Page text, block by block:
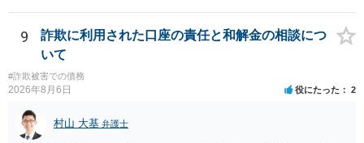
早ければ早いほどいいのは間違いありません。 ご健闘をお祈りいたし
ます。
9
詐欺に利用された口座の責任と和解金の相談につ
いて
#詐欺被害での債務
2026年8月6日 役にたった 2
村山 大基 弁護士